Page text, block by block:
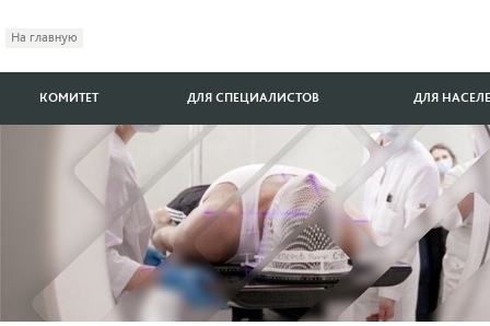
На главную
КОМИТЕТ ДЛЯ СПЕЦИАЛИСТОВ ДЛЯ